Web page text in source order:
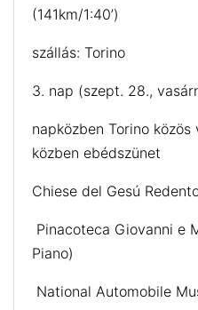
(141km/1:40’)
szállás: Torino
3. nap (szept. 28.,
napközben Torino
közben ebédszünet
Chiese del Gesú
Pinacoteca Giovanni e
Piano)
National Automobile